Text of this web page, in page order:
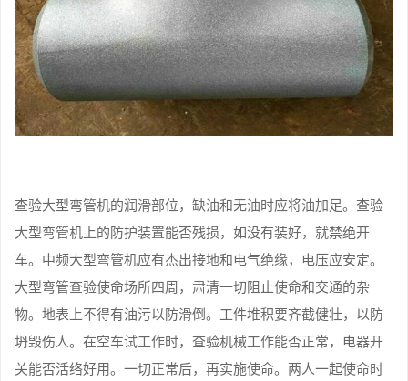
查验大型弯管机的润滑部位，缺油和无油时应将油加足。查验
大型弯管机上的防护装置能否残损，如没有装好，就禁绝开
车。中频大型弯管机应有杰出接地和电气绝缘，电压应安定。
大型弯管查验使命场所四周，肃清一切阻止使命和交通的杂
物。地表上不得有油污以防滑倒。工件堆积要齐截健壮，以防
坍毁伤人。在空车试工作时，查验机械工作能否正常，电器开
关能否活络好用。一切正常后，再实施使命。两人一起使命时